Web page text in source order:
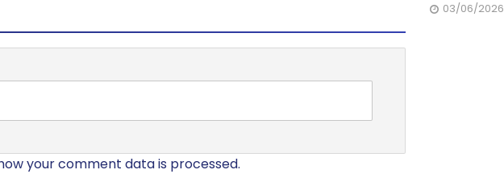
your comment data is processed.
03/06/2026